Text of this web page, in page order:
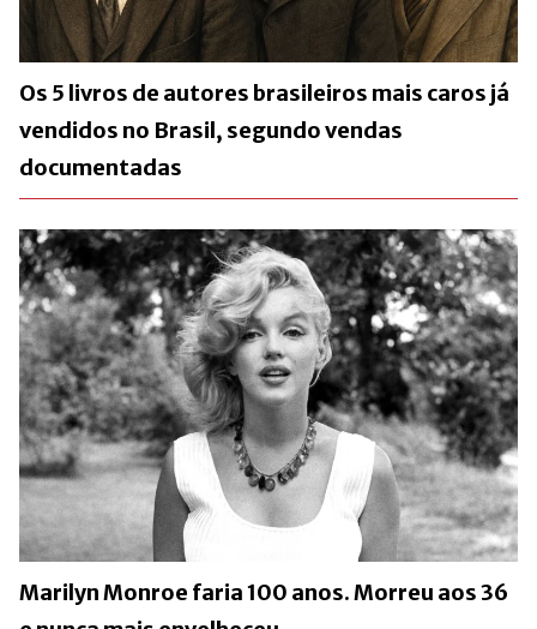
Os 5 livros de autores brasileiros mais caros já
vendidos no Brasil, segundo vendas
documentadas
Marilyn Monroe faria 100 anos. Morreu aos 36